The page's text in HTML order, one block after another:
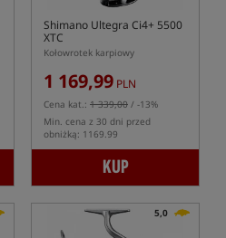
Shimano Ultegra Ci4+ 5500
XTC
Kołowrotek karpiowy
1 169,99 PLN
Cena kat.: 1 339,00 / -13%
Min. cena z 30 dni przed
obniżką: 1169.99
KUP
5,0